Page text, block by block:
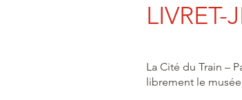
LIVRET-
La Cité du Train –
librement le